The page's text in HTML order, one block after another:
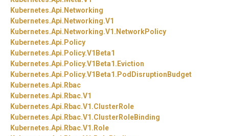
Kubernetes.Api. Networking
Kubernetes.Api. Networking.V1
Kubernetes.Api. Networking.V1. NetworkPolicy
Kubernetes.Api. Policy
Kubernetes.Api. Policy.V1Beta1
Kubernetes.Api. Policy.V1Beta1. Eviction
Kubernetes.Api. Policy.V1Beta1. PodDisruptionBudget
Kubernetes.Api. Rbac
Kubernetes.Api. Rbac.V1
Kubernetes.Api. Rbac.V1.ClusterRole
Kubernetes.Api. Rbac.V1.ClusterRoleBinding
Kubernetes.Api. Rbac.V1. Role